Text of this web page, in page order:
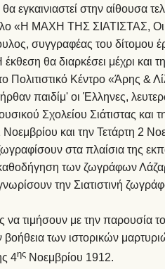
εγκαινιαστεί στην αίθουσα
«Η ΜΑΧΗ ΤΗΣ ΣΙΑΤΙΣΤΑΣ,
συγγραφέας του
θα διαρκέσει μέχρι και
Κέντρο «Άρης &
παιδίμ' οι Έλληνες,
Σχολείου Σιάτιστας και
και την Τετάρτη 2
στα πλαίσια της
των ζωγράφων
την Σιατιστινή
τιμήσουν με την παρουσία
των ιστορικών
4ης Νοεμβρίου 1912.